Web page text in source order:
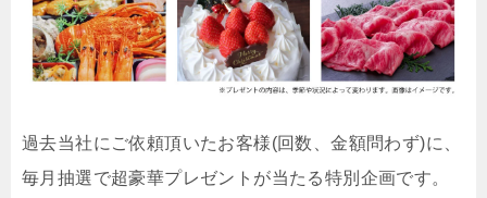
過去当社にご依頼頂いたお客様(回数、金額問わず)に、
毎月抽選で超豪華プレゼントが当たる特別企画です。